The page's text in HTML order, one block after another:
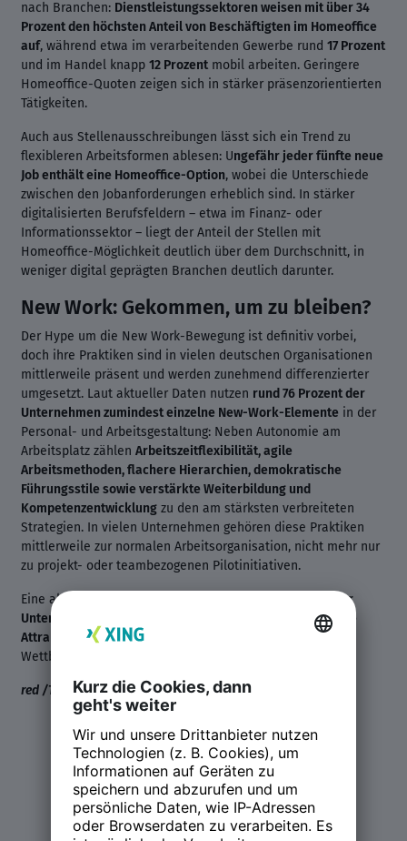
nach Branchen: Dienstleistungssektoren weisen mit über 34
Prozent den höchsten Anteil von Beschäftigten im Homeoffice
auf, während etwa im verarbeitenden Gewerbe rund 17 Prozent
und im Handel knapp 12 Prozent mobil arbeiten. Geringere
Homeoffice-Quoten zeigen sich in stärker präsenzorientierten
Tätigkeiten.
Auch aus Stellenausschreibungen lässt sich ein Trend zu
flexibleren Arbeitsformen ablesen: Ungefähr jeder fünfte neue
Job enthält eine Homeoffice-Option, wobei die Unterschiede
zwischen den Jobanforderungen erheblich sind. In stärker
digitalisierten Berufsfeldern – etwa im Finanz- oder
Informationssektor – liegt der Anteil der Stellen mit
Homeoffice-Möglichkeit deutlich über dem Durchschnitt, in
weniger digital geprägten Branchen deutlich darunter.
New Work: Gekommen, um zu bleiben?
Der Hype um die New Work-Bewegung ist definitiv vorbei,
doch ihre Praktiken sind in vielen deutschen Organisationen
mittlerweile präsent und werden zunehmend differenzierter
umgesetzt. Laut aktueller Daten nutzen rund 76 Prozent der
Unternehmen zumindest einzelne New-Work-Elemente in der
Personal- und Arbeitsgestaltung: Neben Autonomie am
Arbeitsplatz zählen Arbeitszeitflexibilität, agile
Arbeitsmethoden, flachere Hierarchien, demokratische
Führungsstile sowie verstärkte Weiterbildung und
Kompetenzentwicklung zu den am stärksten verbreiteten
Strategien. In vielen Unternehmen gehören diese Praktiken
mittlerweile zur normalen Arbeitsorganisation, nicht mehr nur
zu projekt- oder teambezogenen Pilotinitiativen.
Eine aktuelle Befragung zeigt zudem, dass
68 Prozent der
Unternehmen glauben, durch New-Work-Maßnahmen ihre
Attraktivität auf dem Arbeitsmarkt zu erhöhen
, gerade im
Wettbewerb um Fach- und Führungskräfte.
red /TH
Teilen: